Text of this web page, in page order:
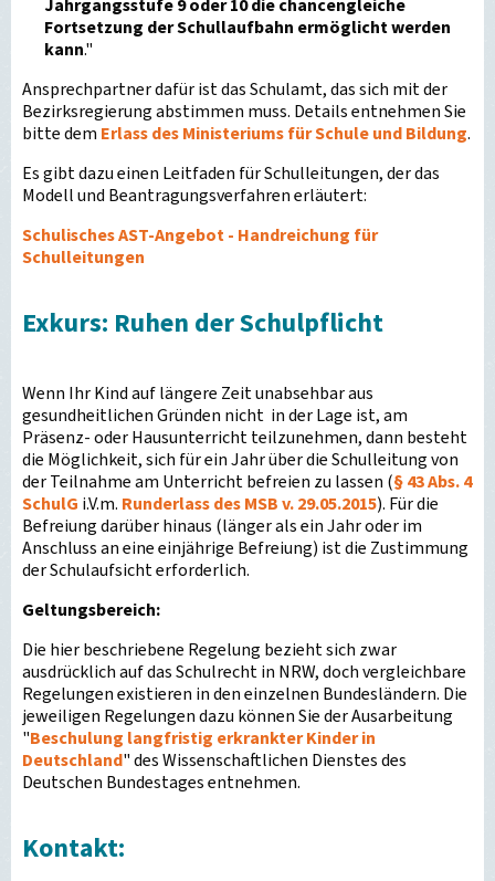
Jahrgangsstufe 9 oder 10 die chancengleiche
Fortsetzung der Schullaufbahn ermöglicht werden
kann."
Ansprechpartner dafür ist das Schulamt, das sich mit der
Bezirksregierung abstimmen muss. Details entnehmen Sie
bitte dem Erlass des Ministeriums für Schule und Bildung.
Es gibt dazu einen Leitfaden für Schulleitungen, der das
Modell und Beantragungsverfahren erläutert:
Schulisches AST-Angebot - Handreichung für
Schulleitungen
Exkurs: Ruhen der Schulpflicht
Wenn Ihr Kind auf längere Zeit unabsehbar aus
gesundheitlichen Gründen nicht in der Lage ist, am
Präsenz- oder Hausunterricht teilzunehmen, dann besteht
die Möglichkeit, sich für ein Jahr über die Schulleitung von
der Teilnahme am Unterricht befreien zu lassen (§ 43 Abs. 4
SchulG i.V.m. Runderlass des MSB v. 29.05.2015). Für die
Befreiung darüber hinaus (länger als ein Jahr oder im
Anschluss an eine einjährige Befreiung) ist die Zustimmung
der Schulaufsicht erforderlich.
Geltungsbereich:
Die hier beschriebene Regelung bezieht sich zwar
ausdrücklich auf das Schulrecht in NRW, doch vergleichbare
Regelungen existieren in den einzelnen Bundesländern. Die
jeweiligen Regelungen dazu können Sie der Ausarbeitung
"Beschulung langfristig erkrankter Kinder in
Deutschland" des Wissenschaftlichen Dienstes des
Deutschen Bundestages entnehmen.
Kontakt: